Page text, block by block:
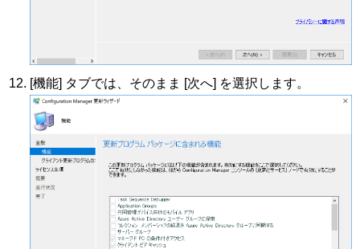
[機能] タブでは、そのまま [次へ] を選択します。